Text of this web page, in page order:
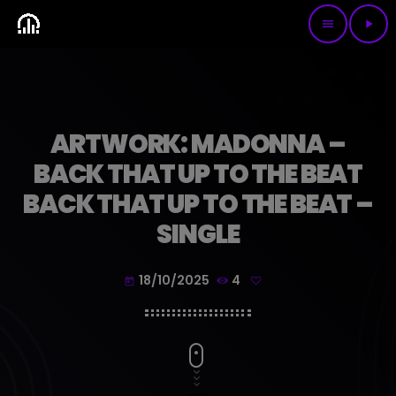
menu play_arrow
ARTWORK: MADONNA –
BACK THAT UP TO THE BEAT
BACK THAT UP TO THE BEAT –
SINGLE
today 18/10/2025 4